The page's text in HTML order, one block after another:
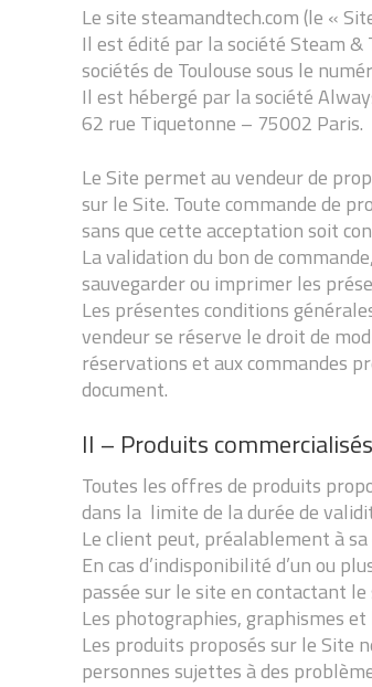
Le site steamandtech.com (le «
Il est édité par la société Steam
sociétés de Toulouse sous le
Il est hébergé par la société
62 rue Tiquetonne – 75002 Paris.
Le Site permet au vendeur de
sur le Site. Toute commande de
sans que cette acceptation soit
La validation du bon de
sauvegarder ou imprimer les
Les présentes conditions
vendeur se réserve le droit de
réservations et aux commandes
document.
II – Produits commercialisés
Toutes les offres de produits
dans la limite de la durée de
Le client peut, préalablement à sa
En cas d’indisponibilité d’un ou
passée sur le site en contactant
Les photographies, graphismes
Les produits proposés sur le Site
personnes sujettes à des